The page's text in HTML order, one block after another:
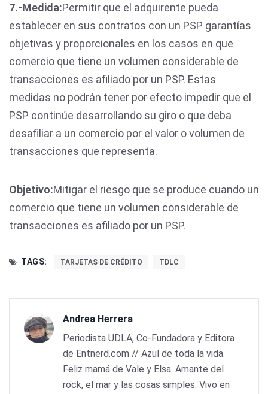
7.-Medida:Permitir que el adquirente pueda
establecer en sus contratos con un PSP garantías
objetivas y proporcionales en los casos en que
comercio que tiene un volumen considerable de
transacciones es afiliado por un PSP. Estas
medidas no podrán tener por efecto impedir que el
PSP continúe desarrollando su giro o que deba
desafiliar a un comercio por el valor o volumen de
transacciones que representa.
Objetivo:Mitigar el riesgo que se produce cuando un
comercio que tiene un volumen considerable de
transacciones es afiliado por un PSP.
TAGS: TARJETAS DE CRÉDITO TDLC
Andrea Herrera
Periodista UDLA, Co-Fundadora y Editora
de Entnerd.com // Azul de toda la vida.
Feliz mamá de Vale y Elsa. Amante del
rock, el mar y las cosas simples. Vivo en